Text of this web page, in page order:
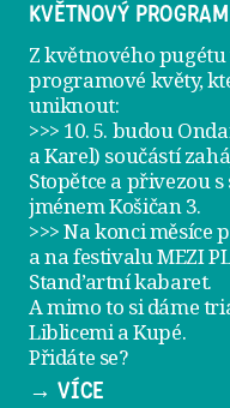
KVĚTNOVÝ PROGRAM
Z květnového
programové květy,
uniknout:
>>> 10. 5. budou
a Karel) součástí
Stopětce a přivezou
jménemKošičan 3.
>>> Na konci měsíce
a na festivaluMEZI
Stand’artní kabaret.
A mimo to si dáme
Liblicemi a Kupé.
Přidáte se?
→ VÍCE